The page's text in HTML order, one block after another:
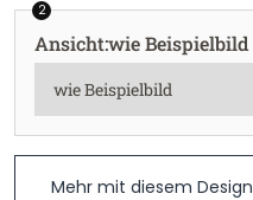
2
Ansicht:wie Beispielbild
Mehr mit diesem Design